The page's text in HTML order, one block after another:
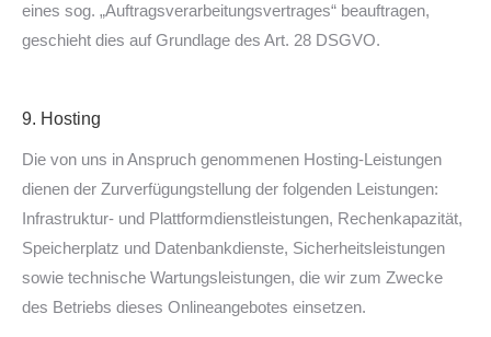
eines sog. „Auftragsverarbeitungsvertrages“ beauftragen,
geschieht dies auf Grundlage des Art. 28 DSGVO.
9. Hosting
Die von uns in Anspruch genommenen Hosting-Leistungen
dienen der Zurverfügungstellung der folgenden Leistungen:
Infrastruktur- und Plattformdienstleistungen, Rechenkapazität,
Speicherplatz und Datenbankdienste, Sicherheitsleistungen
sowie technische Wartungsleistungen, die wir zum Zwecke
des Betriebs dieses Onlineangebotes einsetzen.